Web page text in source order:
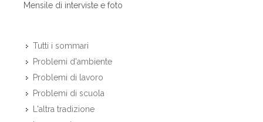
Mensile di interviste e foto
Tutti i sommari
Problemi d'ambiente
Problemi di lavoro
Problemi di scuola
L'altra tradizione